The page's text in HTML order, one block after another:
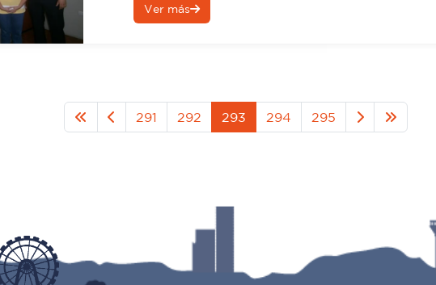
Universidad de Ciencias Médicas de Villa Clara C
Ver más
291 292 293 294 295